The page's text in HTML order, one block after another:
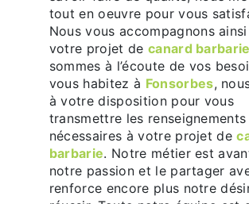
tout en oeuvre pour vous
Nous vous accompagnons
votre projet de canard barbarie
sommes à l’écoute de vos
vous habitez à Fonsorbes,
à votre disposition pour vous
transmettre les renseignements
nécessaires à votre projet de
barbarie. Notre métier est
notre passion et le partager
renforce encore plus notre